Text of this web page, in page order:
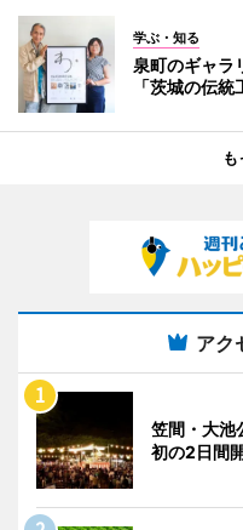
学ぶ・知る
泉町のギャ
「茨城の伝
も
アク
笠間・大池
初の2日間